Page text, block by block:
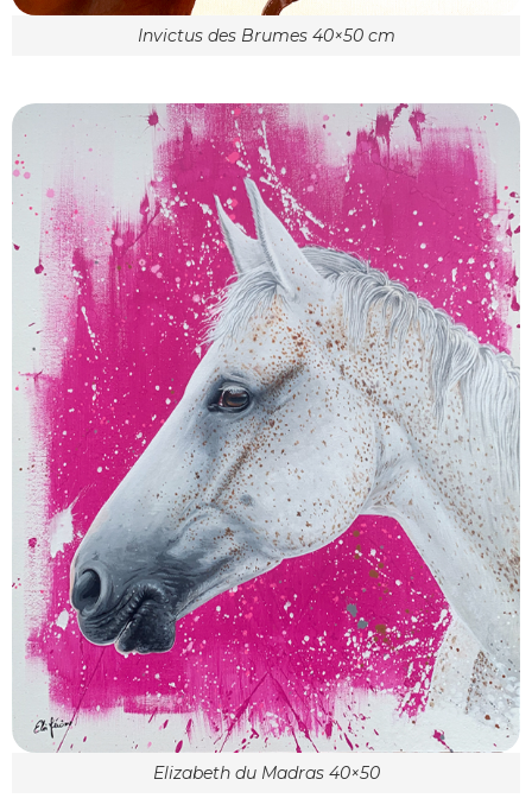
Invictus des Brumes 40×50 cm
Elizabeth du Madras 40×50